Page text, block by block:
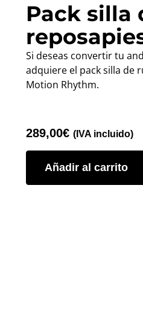
Pack silla
Si deseas convertir tu
adquiere el pack silla de
Motion Rhythm.
289,00€ (IVA incluido)
Añadir al carrito